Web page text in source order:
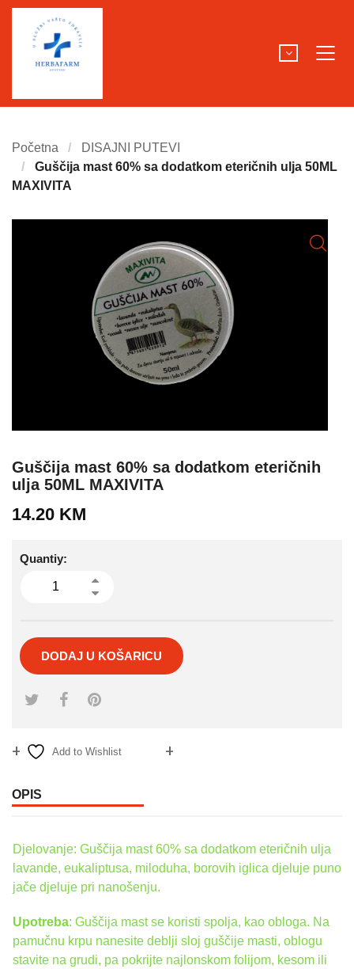
Početna
DISAJNI PUTEVI
Guščija mast 60% sa dodatkom eteričnih ulja 50ML
MAXIVITA
Guščija mast 60% sa dodatkom eteričnih
ulja 50ML MAXIVITA
14.20 KM
Quantiy:
DODAJ U KOŠARICU
Add to Wishlist
OPIS
Djelovanje: Guščija mast 60% sa dodatkom eteričnih ulja
lavande, eukaliptusa, miloduha, borovih iglica djeluje puno
jače djeluje pri nanošenju.
Upotreba: Guščija mast se koristi spolja, kao obloga. Na
pamučnu krpu nanesite deblji sloj guščije masti, oblogu
stavite na grudi, pa pokrijte najlonskom folijom, kesom ili